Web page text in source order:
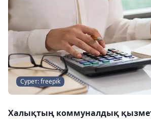
Сурет: freepik
Халықтың коммуналдық